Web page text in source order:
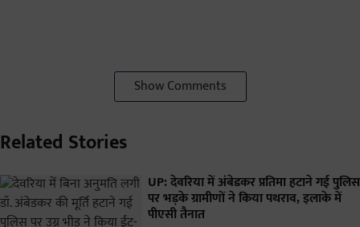
Show Comments
Related Stories
UP: देवरिया में अंबेडकर प्रतिमा हटाने गई पुलिस
पर भड़के ग्रामीणों ने किया पथराव, इलाके में
पीएसी तैनात